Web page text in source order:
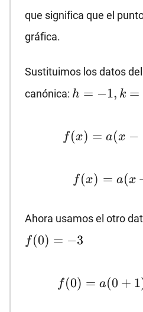
que significa que el
gráfica.
Sustituimos los datos
canónica: h=-1,
h = −1, k =
f(x)=a(x-
(-1))^2+5
f (x) = a(x −
f(x) = a(x
Ahora usamos el otro
f(0) = −3
f (0) = a(0 + 1